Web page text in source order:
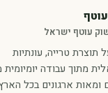
עוטף ישראל
תוצרת טרייה, עונתיות
מתוך עבודה יומיומית
ארגונים בכל